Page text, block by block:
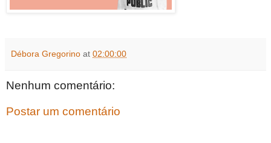
Débora Gregorino at 02:00:00
Nenhum comentário:
Postar um comentário